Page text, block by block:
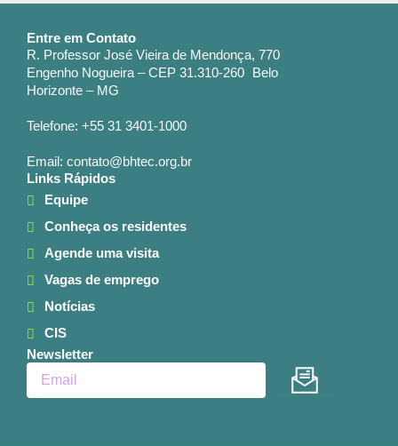
Entre em Contato
R. Professor José Vieira de Mendonça, 770
Engenho Nogueira – CEP 31.310-260 Belo
Horizonte – MG
Telefone: +55 31 3401-1000
Email: contato@bhtec.org.br
Links Rápidos
Equipe
Conheça os residentes
Agende uma visita
Vagas de emprego
Notícias
CIS
Newsletter
Enviar